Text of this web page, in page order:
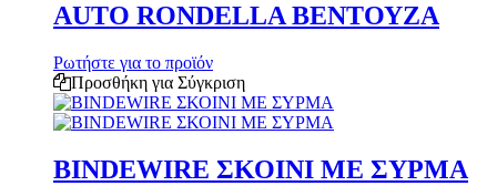
AUTO RONDELLA ΒΕΝΤΟΥΖΑ
Ρωτήστε για το προϊόν
Προσθήκη για Σύγκριση
BINDEWIRE ΣΚΟΙΝΙ ΜΕ ΣΥΡΜΑ